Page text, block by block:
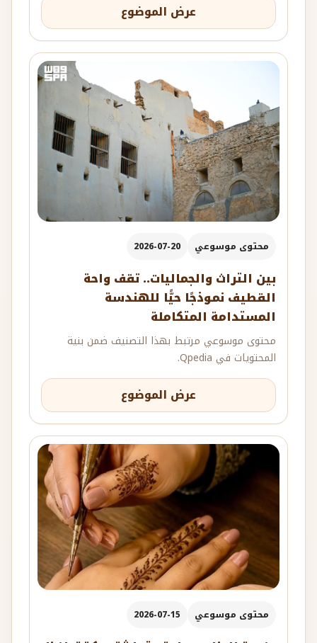
عرض الموضوع
محتوى موسوعي 2026-07-20
بين التراث والجماليات.. تقف واحة
القطيف نموذجًا حيًّا للهندسة
المستدامة المتكاملة
محتوى موسوعي مرتبط بهذا التصنيف ضمن بنية
المحتويات في Qpedia.
عرض الموضوع
محتوى موسوعي 2026-07-15